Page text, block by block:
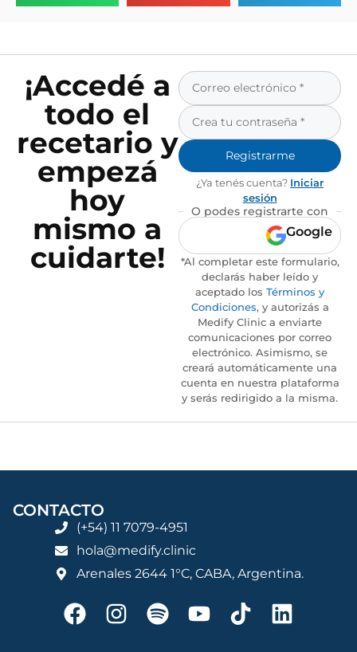
¡Accedé a
todo el
recetario y
empezá
hoy
mismo a
cuidarte!
Registrarme
¿Ya tenés cuenta? Iniciar
sesión
O podes registrarte con
Google
*Al completar este formulario,
declarás haber leído y
aceptado los Términos y
Condiciones, y autorizás a
Medify Clinic a enviarte
comunicaciones por correo
electrónico. Asimismo, se
creará automáticamente una
cuenta en nuestra plataforma
y serás redirigido a la misma.
CONTACTO
(+54) 11 7079-4951
hola@medify.clinic
Arenales 2644 1°C, CABA, Argentina.